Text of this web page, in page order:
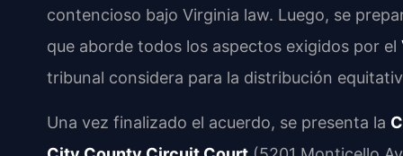
contencioso bajo Virginia law. Luego, se
que aborde todos los aspectos exigidos por el
tribunal considera para la distribución
Una vez finalizado el acuerdo, se presenta la